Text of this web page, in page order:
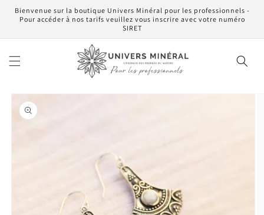
passer
au
Bienvenue sur la boutique Univers Minéral pour les professionnels -
Pour accéder à nos tarifs veuillez vous inscrire avec votre numéro
SIRET
Passer aux
informations
produits